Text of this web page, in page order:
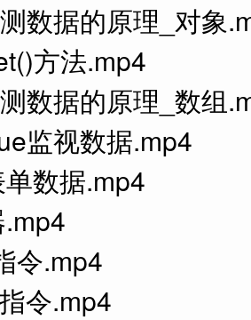
数据的原理_对象
方法.mp4
数据的原理_数组
监视数据.mp4
数据.mp4
令.mp4
令.mp4